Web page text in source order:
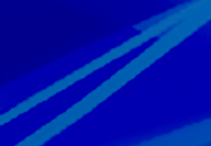
mua giao hàng